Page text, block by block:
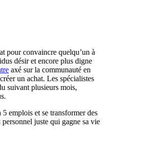
pour convaincre quelqu’un à
désir et encore plus digne
axé sur la communauté en
un achat. Les spécialistes
suivant plusieurs mois,
emplois et se transformer des
juste qui gagne sa vie